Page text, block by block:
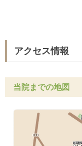
アクセス情報
当院までの地図